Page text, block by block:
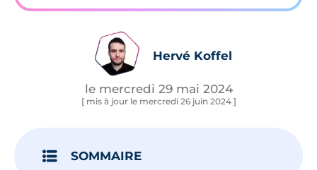
Hervé Koffel
le mercredi 29 mai 2024
[ mis à jour le mercredi 26 juin 2024 ]
SOMMAIRE